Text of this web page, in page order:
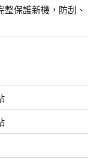
保護新機，防刮、